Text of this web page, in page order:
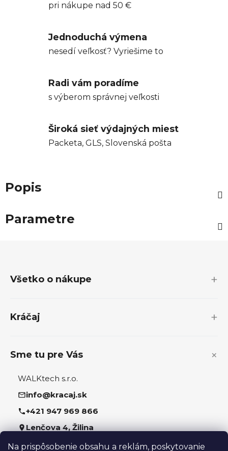
Na prispôsobenie obsahu a reklám, poskytovanie
pri nákupe nad 50 €
Jednoduchá výmena
nesedí veľkosť? Vyriešime to
Radi vám poradíme
s výberom správnej veľkosti
Široká sieť výdajných miest
Packeta, GLS, Slovenská pošta
Popis
Parametre
Všetko o nákupe
Kráčaj
Sme tu pre Vás
WALKtech s.r.o.
info@kracaj.sk
+421 947 969 866
Lenčova 4, Žilina
Sledujte nás